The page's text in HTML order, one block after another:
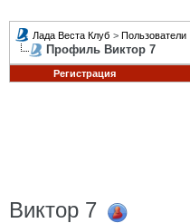
Лада Веста Клуб > Пользователи
Профиль Виктор 7
Регистрация
Виктор 7